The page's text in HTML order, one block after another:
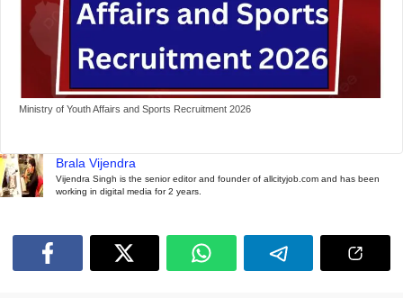
Ministry of Youth Affairs and Sports Recruitment 2026
Brala Vijendra
Vijendra Singh is the senior editor and founder of allcityjob.com and has been
working in digital media for 2 years.